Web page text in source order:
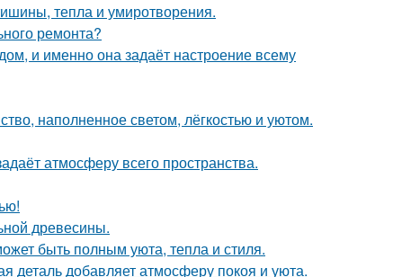
тепла и умиротворения.
ремонта?
и именно она задаёт настроение всему
наполненное светом, лёгкостью и уютом.
атмосферу всего пространства.
древесины.
быть полным уюта, тепла и стиля.
деталь добавляет атмосферу покоя и уюта.